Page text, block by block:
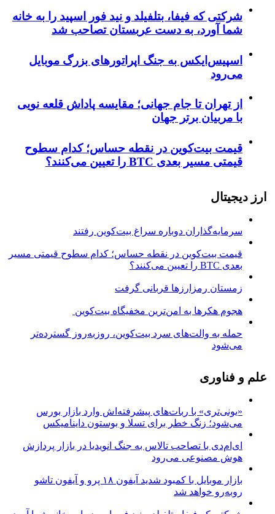
شرکتی که فیفا، بتلفیلد و نید فور اسپید را به خانه
شما آورد، به دست عربستان تصاحب شد
اسپیس‌ایکس به جنگ اپراتورهای بزرگ موبایل
می‌رود
از تهران تا جام جهانی؛ مقایسه پاداش قلعه نویی
با مربیان برتر جهان
قیمت بیت‌کوین در نقطه حساس؛ کدام سطوح
قیمتی مسیر بعدی BTC را تعیین می‌کنند؟
ارز دیجیتال
سرمایه‌گذاران دوباره سراغ بیت‌کوین رفتند
قیمت بیت‌کوین در نقطه حساس؛ کدام سطوح قیمتی مسیر
بعدی BTC را تعیین می‌کنند؟
زمستان رمزارزها قربانی گرفت
هجوم هکرها به امن‌ترین مخفیگاه بیت‌کوین
حمله به والت‌های سرد بیت‌کوین، روزبه‌روز گسترده‌تر
می‌شود
علم و فناوری
«یونی‌تری» با ربات‌های پیشرفته‌اش وارد بازار بورس
می‌شود؛ زنگ خطر برای تسلا و بوستون داینامیکس
ای‌ام‌دی با تصاحب تالاس به جنگ انویدیا در بازار پردازش
هوش مصنوعی می‌رود
بازار موبایل با کمبود شدید آیفون ۱۸ پرو و آیفون تاشو
روبه‌رو خواهد شد